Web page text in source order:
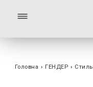
Головна › ГЕНДЕР › Стиль